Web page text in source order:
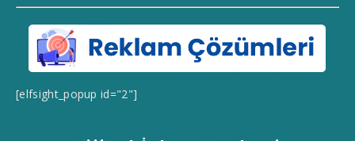
[elfsight_popup id="2"]